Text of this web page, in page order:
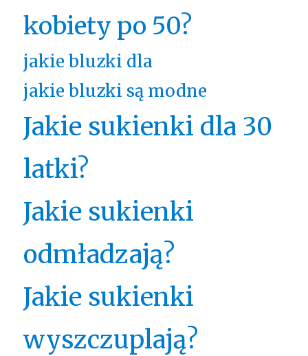
kobiety po 50?
jakie bluzki dla
jakie bluzki są modne
Jakie sukienki dla 30
latki?
Jakie sukienki
odmładzają?
Jakie sukienki
wyszczuplają?